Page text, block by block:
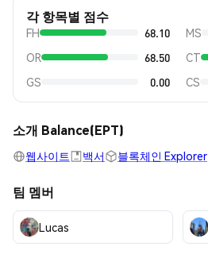
각 항목별 점수
FH 68.10 MS
OR
68.50 CT
GS
0.00 CS
소개 Balance(EPT)
웹사이트 백서 블록체인 Explorer
팀 멤버
Lucas